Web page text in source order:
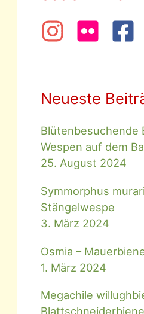
Neueste
Blütenbesuchende
Wespen auf dem
25. August 2024
Symmorphus
Stängelwespe
3. März 2024
Osmia –
1. März 2024
Megachile
Blattschneiderbiene